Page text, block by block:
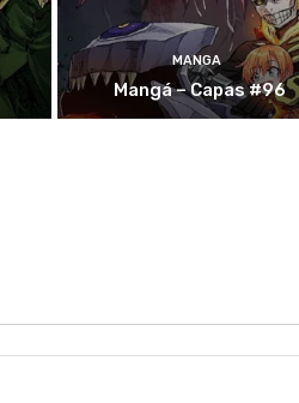
MANGA
Mangá – Capas #96